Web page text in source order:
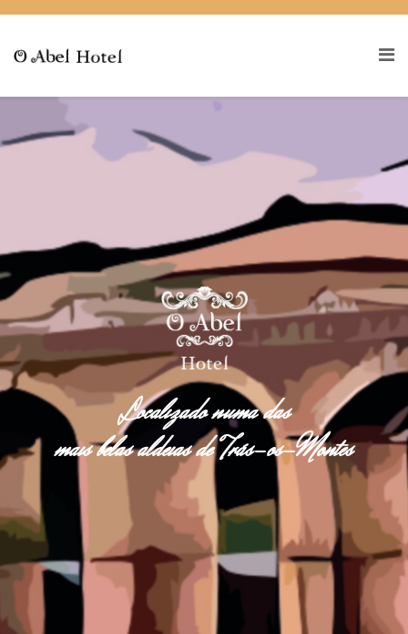
Localizado numa das
mais belas aldeias de Trás-os-Montes